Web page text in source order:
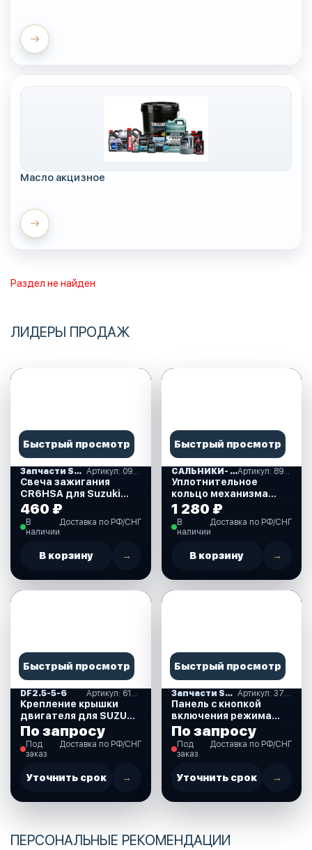
Масло акцизное
Раздел не найден
ЛИДЕРЫ ПРОДАЖ
Быстрый просмотр
Запчасти SUZUKI Артикул: 09482-00406-000
Свеча зажигания
CR6HSA для Suzuki
DF2.5 л.с. (09482-
00406-000)
460 ₽
В
наличии
Доставка по РФ/СНГ
В корзину →
Быстрый просмотр
САЛЬНИКИ- ПРОКЛАДКИ "MERCURY" (16) Артикул: 893917A01
Уплотнительное
кольцо механизма
ручного подъема для
Mercury 30-40 л.с.
(893917A01)
1 280 ₽
В
наличии
Доставка по РФ/СНГ
В корзину →
Быстрый просмотр
DF2.5-5-6 Артикул: 61611-97J01-000
Крепление крышки
двигателя для SUZUKI
DF2.5 л.с. (61611-
97J01-000)
По запросу
Под
заказ
Доставка по РФ/СНГ
Уточнить срок →
Быстрый просмотр
Запчасти SUZUKI Артикул: 37860-87L00-000
Панель с кнопкой
включения режима
Troll (троллинг) для
Suzuki DF40-350 л.с.
(37860-87L00-000)
По запросу
Под
заказ
Доставка по РФ/СНГ
Уточнить срок →
ПЕРСОНАЛЬНЫЕ РЕКОМЕНДАЦИИ